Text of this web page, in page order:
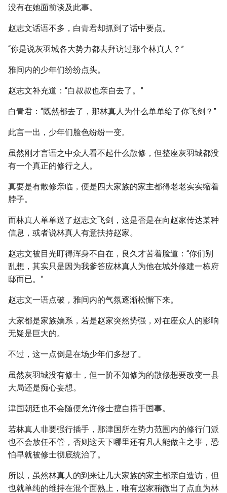
没有在她面前谈及此事。
赵志文话语不多，白青君却抓到了话中要点。
“你是说灰羽城各大势力都去拜访过那个林真人？”
雅间内的少年们纷纷点头。
赵志文补充道：“白叔叔也亲自去了。”
白青君：“既然都去了，那林真人为什么单单给了你飞剑？”
此言一出，少年们脸色纷纷一变。
虽然刚才言语之中众人看不起什么散修，但整座灰羽城都没
有一个真正的修行之人。
真要是有散修亲临，便是四大家族的家主都得老老实实缩着
脖子。
而林真人单单送了赵志文飞剑，这是否是在向赵家传达某种
信息，或者说林真人有意扶持赵家。
赵志文被目光盯得浑身不自在，良久才苦着脸道：“你们别
乱想，其实只是因为我爹答应林真人为他在城外修建一栋府
邸而已。”
赵志文一语点破，雅间内的气氛逐渐松懈下来。
大家都是家族嫡系，若是赵家突然势强，对在座众人的影响
无疑是巨大的。
不过，这一点倒是在场少年们多想了。
虽然灰羽城没有修士，但一阶不知修为的散修想要改变一县
大局还是痴心妄想。
津国朝廷也不会随便允许修士擅自插手国事。
若林真人非要强行插手，那津国所在势力范围内的修行门派
也不会放任不管，否则这天下哪里还有凡人能做主之事，恐
怕早就被修士彻底统治了。
所以，虽然林真人的到来让几大家族的家主都亲自造访，但
也就单纯的维持在混个面熟上，唯有赵家稍微出了点血为林